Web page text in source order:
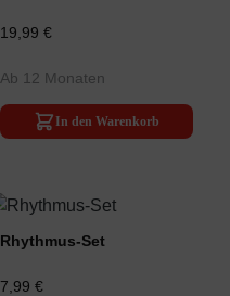
19,99 €
Ab 12 Monaten
In den Warenkorb
Rhythmus-Set
7,99 €